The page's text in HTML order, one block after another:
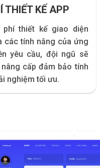
THIẾT KẾ APP
phí thiết kế giao diện
các tính năng của ứng
yêu cầu, đội ngũ sẽ
cấp đảm bảo tính
nghiệm tối ưu.